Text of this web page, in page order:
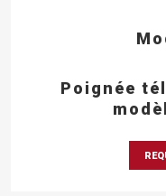
Poignée